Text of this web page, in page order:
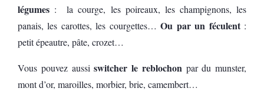
légumes : la courge, les poireaux, les champignons, les
panais, les carottes, les courgettes…Ou par un féculent:
petit épeautre, pâte, crozet…
Vous pouvez aussiswitcher le reblochon par du munster,
mont d’or, maroilles, morbier, brie, camembert…